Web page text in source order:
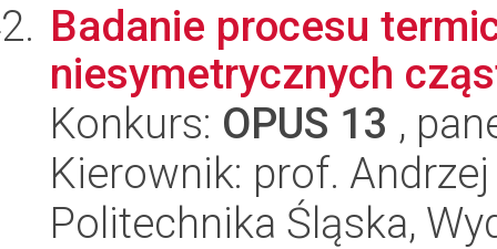
Badanie procesu
niesymetrycznych
Konkurs: OPUS 13 ,
Kierownik: prof.
Politechnika Śląska,